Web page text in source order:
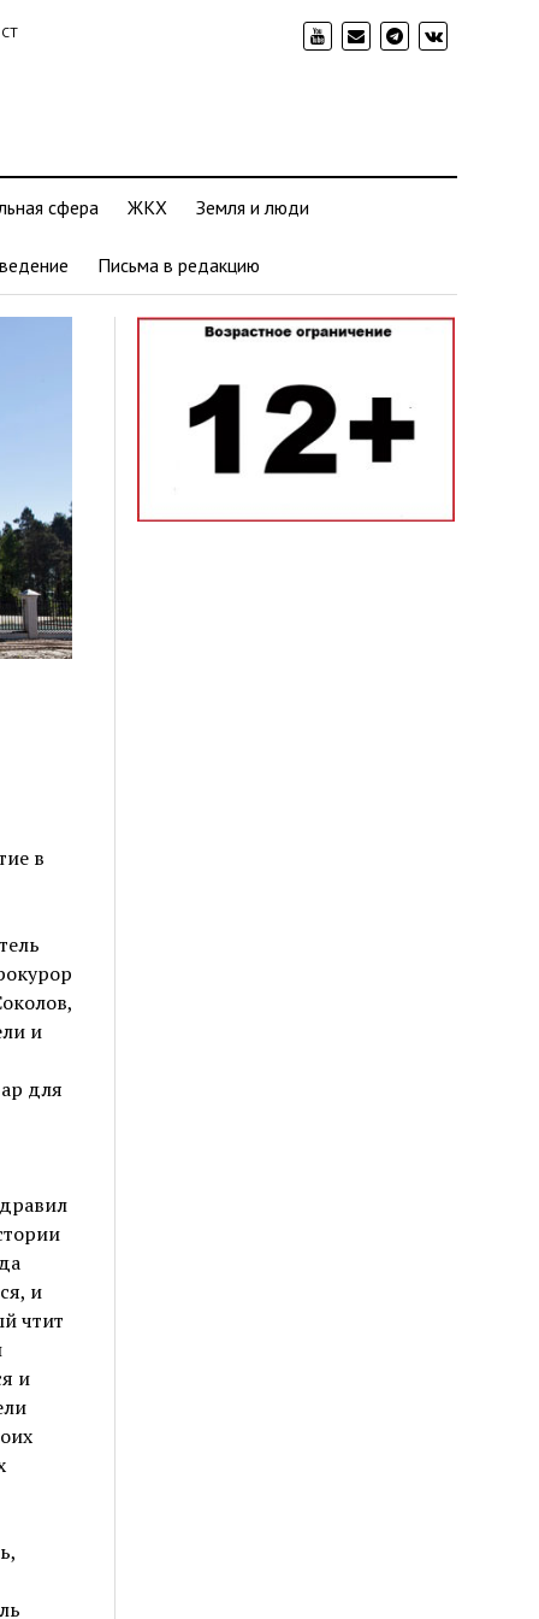
сфера ЖКХ Земля и люди
Письма в редакцию
в
и
для
и
чтит
и